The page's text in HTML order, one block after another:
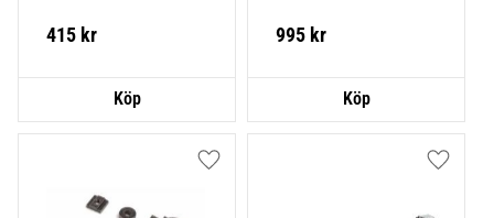
415 kr 995 kr
Lägg till i favoriter Lägg